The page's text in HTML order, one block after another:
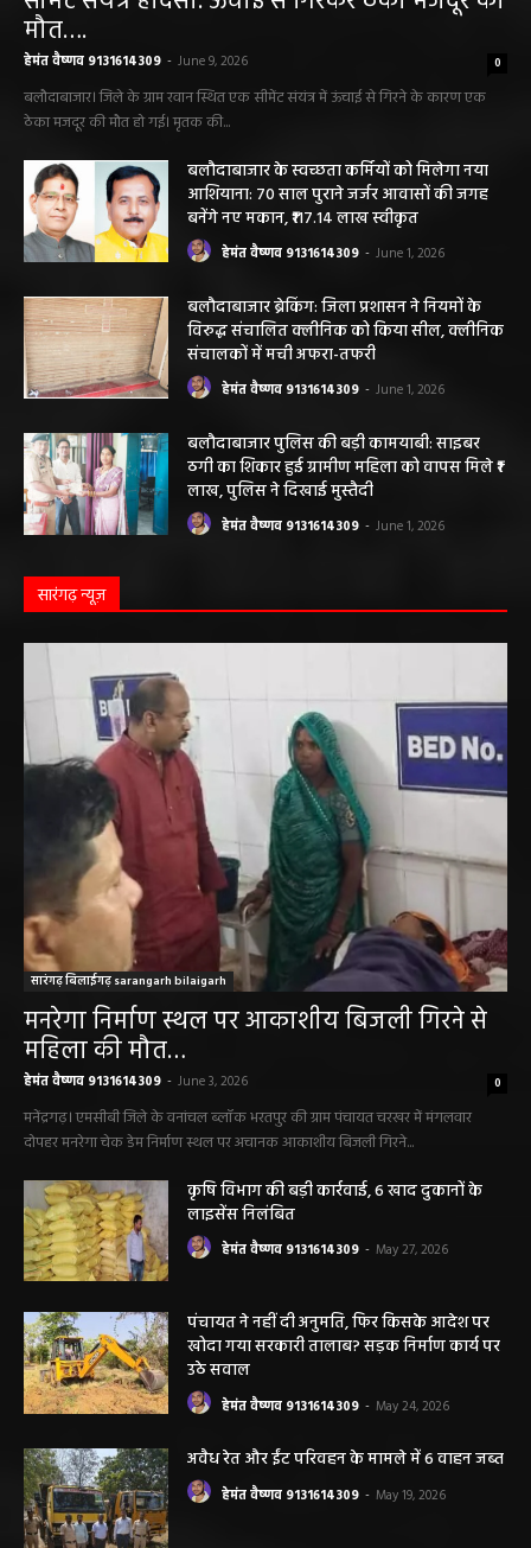
मौत….
हेमंत वैष्णव 9131614309 - June 9, 2026 0
बलौदाबाजार। जिले के ग्राम रवान स्थित एक सीमेंट संयंत्र में ऊंचाई से गिरने के कारण एक
ठेका मजदूर की मौत हो गई। मृतक की...
बलौदाबाजार के स्वच्छता कर्मियों को मिलेगा नया
आशियाना: 70 साल पुराने जर्जर आवासों की जगह
बनेंगे नए मकान, ₹117.14 लाख स्वीकृत
हेमंत वैष्णव 9131614309 - June 1, 2026
बलौदाबाजार ब्रेकिंग: जिला प्रशासन ने नियमों के
विरुद्ध संचालित क्लीनिक को किया सील, क्लीनिक
संचालकों में मची अफरा-तफरी
हेमंत वैष्णव 9131614309 - June 1, 2026
बलौदाबाजार पुलिस की बड़ी कामयाबी: साइबर
ठगी का शिकार हुई ग्रामीण महिला को वापस मिले ₹1
लाख, पुलिस ने दिखाई मुस्तैदी
हेमंत वैष्णव 9131614309 - June 1, 2026
सारंगढ़ न्यूज़
सारंगढ़ बिलाईगढ़ sarangarh bilaigarh
मनरेगा निर्माण स्थल पर आकाशीय बिजली गिरने से
महिला की मौत…
हेमंत वैष्णव 9131614309 - June 3, 2026 0
मनेंद्रगढ़। एमसीबी जिले के वनांचल ब्लॉक भरतपुर की ग्राम पंचायत चरखर में मंगलवार
दोपहर मनरेगा चेक डेम निर्माण स्थल पर अचानक आकाशीय बिजली गिरने...
कृषि विभाग की बड़ी कार्रवाई, 6 खाद दुकानों के
लाइसेंस निलंबित
हेमंत वैष्णव 9131614309 - May 27, 2026
पंचायत ने नहीं दी अनुमति, फिर किसके आदेश पर
खोदा गया सरकारी तालाब? सड़क निर्माण कार्य पर
उठे सवाल
हेमंत वैष्णव 9131614309 - May 24, 2026
अवैध रेत और ईंट परिवहन के मामले में 6 वाहन जब्त
हेमंत वैष्णव 9131614309 - May 19, 2026